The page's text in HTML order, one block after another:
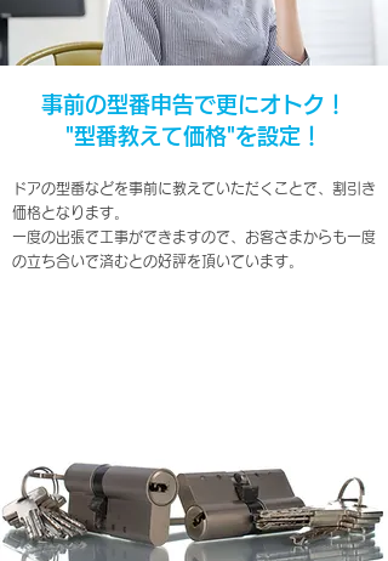
事前の型番申告で更にオトク！
"型番教えて価格"を設定！
ドアの型番などを事前に教えていただくことで、割引き
価格となります。
一度の出張で工事ができますので、お客さまからも一度
の立ち合いで済むとの好評を頂いています。